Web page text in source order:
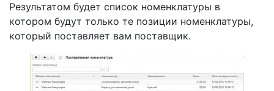
Результатом будет список номенклатуры в
котором будут только те позиции номенклатуры,
который поставляет вам поставщик.